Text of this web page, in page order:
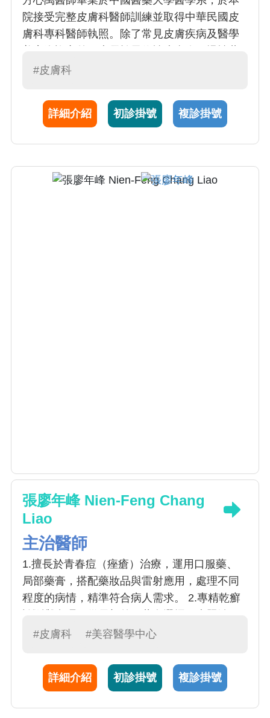
院接受完整皮膚科醫師訓練並取得中華民國皮
膚科專科醫師執照。除了常見皮膚疾病及醫學
麻疹及乾癬治療，包含傳統藥物、照光及生物
相關皮膚副作用之處理。
#皮膚科
詳細介紹 初診掛號 複診掛號
張廖年峰 Nien-Feng Chang
Liao
主治醫師
1.擅長於青春痘（痤瘡）治療，運用口服藥、
局部藥膏，搭配藥妝品與雷射應用，處理不同
程度的病情，精準符合病人需求。 2.專精乾癬
療，傳統口服用藥，進階到注射生物製劑，達
皮膚炎治療，包含非類固醇藥膏治療，濕膚療
法，系統性免疫調節劑與照光療法，特別是對
#皮膚科 #美容醫學中心
詳細介紹 初診掛號 複診掛號